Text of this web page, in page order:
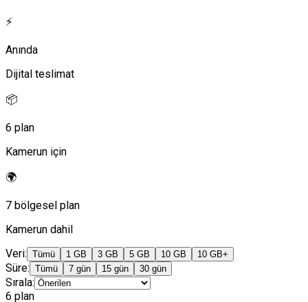
⚡
Anında
Dijital teslimat
📦
6 plan
Kamerun için
🌍
7 bölgesel plan
Kamerun dahil
Veri: Tümü 1 GB 3 GB 5 GB 10 GB 10 GB+
Süre: Tümü 7 gün 15 gün 30 gün
Sırala:
6 plan